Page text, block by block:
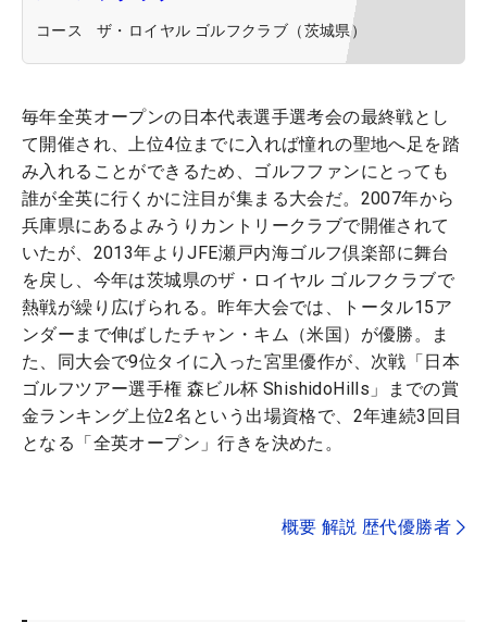
コース ザ・ロイヤル ゴルフクラブ（茨城県）
毎年全英オープンの日本代表選手選考会の最終戦とし
て開催され、上位4位までに入れば憧れの聖地へ足を踏
み入れることができるため、ゴルフファンにとっても
誰が全英に行くかに注目が集まる大会だ。2007年から
兵庫県にあるよみうりカントリークラブで開催されて
いたが、2013年よりJFE瀬戸内海ゴルフ倶楽部に舞台
を戻し、今年は茨城県のザ・ロイヤル ゴルフクラブで
熱戦が繰り広げられる。昨年大会では、トータル15ア
ンダーまで伸ばしたチャン・キム（米国）が優勝。ま
た、同大会で9位タイに入った宮里優作が、次戦「日本
ゴルフツアー選手権 森ビル杯 ShishidoHills」までの賞
金ランキング上位2名という出場資格で、2年連続3回目
となる「全英オープン」行きを決めた。
概要 解説 歴代優勝者